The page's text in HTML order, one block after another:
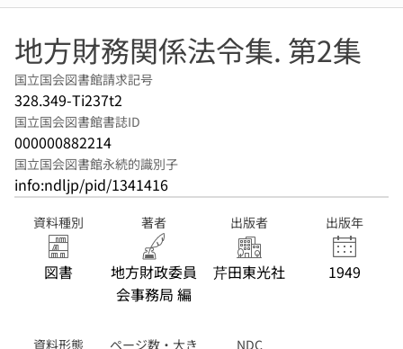
地方財務関係法令集. 第2集
国立国会図書館請求記号
328.349-Ti237t2
国立国会図書館書誌ID
000000882214
国立国会図書館永続的識別子
info:ndljp/pid/1341416
資料種別
図書
著者
地方財政委員
会事務局 編
出版者
芹田東光社
出版年
1949
資料形態
ページ数・大き
NDC